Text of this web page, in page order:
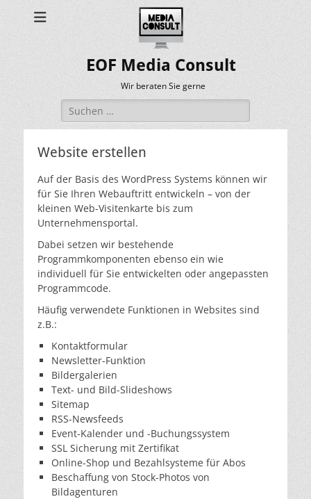
EOF Media Consult
Wir beraten Sie gerne
Suchen
nach:
Website erstellen
Auf der Basis des WordPress Systems können wir
für Sie Ihren Webauftritt entwickeln – von der
kleinen Web-Visitenkarte bis zum
Unternehmensportal.
Dabei setzen wir bestehende
Programmkomponenten ebenso ein wie
individuell für Sie entwickelten oder angepassten
Programmcode.
Häufig verwendete Funktionen in Websites sind
z.B.:
Kontaktformular
Newsletter-Funktion
Bildergalerien
Text- und Bild-Slideshows
Sitemap
RSS-Newsfeeds
Event-Kalender und -Buchungssystem
SSL Sicherung mit Zertifikat
Online-Shop und Bezahlsysteme für Abos
Beschaffung von Stock-Photos von
Bildagenturen